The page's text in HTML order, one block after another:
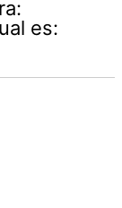
es: